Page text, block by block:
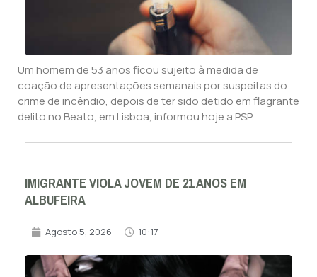
Um homem de 53 anos ficou sujeito à medida de
coação de apresentações semanais por suspeitas do
crime de incêndio, depois de ter sido detido em flagrante
delito no Beato, em Lisboa, informou hoje a PSP.
IMIGRANTE VIOLA JOVEM DE 21 ANOS EM
ALBUFEIRA
Agosto 5, 2026 10:17